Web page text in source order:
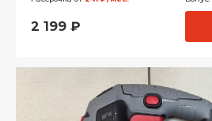
2 199 ₽